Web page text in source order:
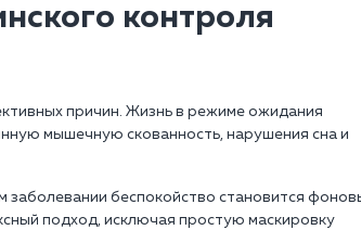
контроля
причин. Жизнь в режиме ожидания
мышечную скованность, нарушения сна и
заболевании беспокойство становится
подход, исключая простую маскировку